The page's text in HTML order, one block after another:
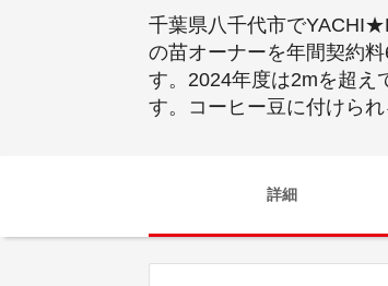
千葉県八千代市で
の苗オーナーを年間契約
す。2024年度は2mを超え
す。コーヒー豆に付けら
詳細